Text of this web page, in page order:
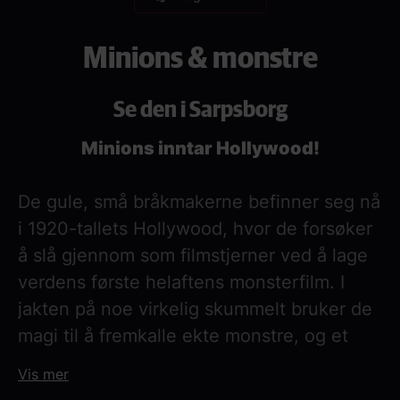
Minions & monstre
Se den i Sarpsborg
Minions inntar Hollywood!
De gule, små bråkmakerne befinner seg nå
i 1920-tallets Hollywood, hvor de forsøker
å slå gjennom som filmstjerner ved å lage
verdens første helaftens monsterfilm. I
jakten på noe virkelig skummelt bruker de
magi til å fremkalle ekte monstre, og et
Vis mer